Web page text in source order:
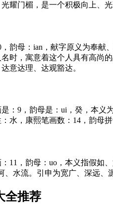
耀门楣，是一个积极向上、光
韵母：ian，献字原义为奉献
时，寓意着这个人具有高尚
意达理、达观豁达。
：9，韵母是：ui，癸，本
水，康熙笔画数：14，韵母
11，韵母：uo，本义指假如
、水流。引申为宽广、深远
全推荐